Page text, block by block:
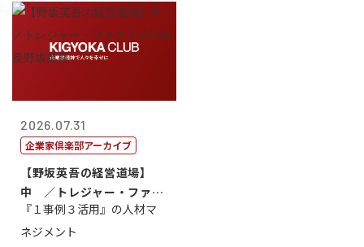
2026.07.31
企業家倶楽部アーカイブ
【野坂英吾の経営道場】
中 ／トレジャー・ファク
トリー社長野坂...
『１事例３活用』の人材マ
ネジメント